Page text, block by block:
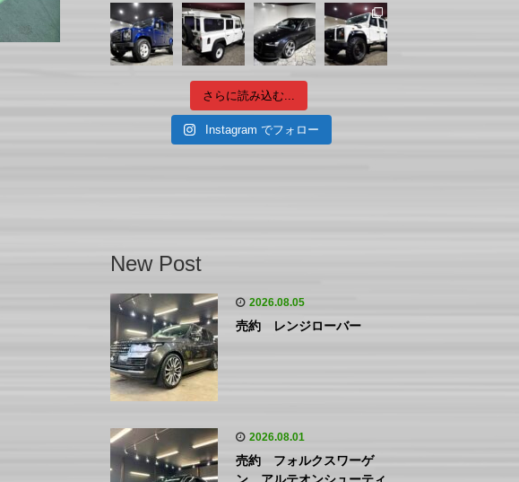
さらに読み込む...
Instagram でフォロー
New Post
2026.08.05
売約 レンジローバー
2026.08.01
売約 フォルクスワーゲ